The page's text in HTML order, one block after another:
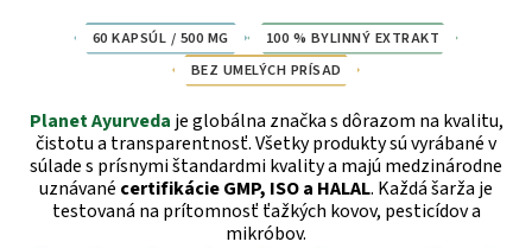
60 KAPSÚL / 500 MG
100 % BYLINNÝ EXTRAKT
BEZ UMELÝCH PRÍSAD
Planet Ayurveda je globálna značka s dôrazom na kvalitu,
čistotu a transparentnosť. Všetky produkty sú vyrábané v
súlade s prísnymi štandardmi kvality a majú medzinárodne
uznávané certifikácie GMP, ISO a HALAL. Každá šarža je
testovaná na prítomnosť ťažkých kovov, pesticídov a
mikróbov.